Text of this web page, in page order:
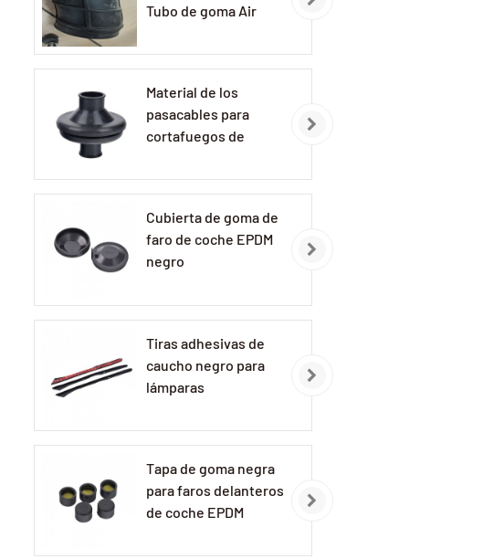
Tubo de goma Air
Material de los
pasacables para
cortafuegos de
Pasacables de
Cubierta de goma de
faro de coche EPDM
negro
Tiras adhesivas de
caucho negro para
lámparas
Tapa de goma negra
para faros delanteros
de coche EPDM